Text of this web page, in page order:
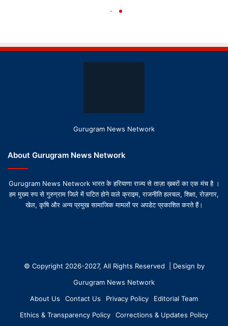
Gurugram News Network
About Gurugram News Network
Gurugram News Network भारत के हरियाणा राज्य से ताज़ा ख़बरों का एक मंच है ।
हम मुख्य रुप से गुरुग्राम जिले में घटित होने वाले क्राइम, राजनीति हलचल, शिक्षा, रोज़गार,
खेल, कृषि और अन्य प्रमुख सामाजिक मामलों पर अपडेट प्रकाशित करते हैं।
© Copyright 2026-2027, All Rights Reserved | Design by
Gurugram News Network
About Us
Contact Us Privacy Policy
Editorial Team
Ethics & Transparency Policy
Corrections & Updates Policy